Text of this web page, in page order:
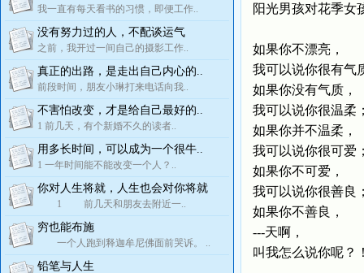
我一直有每天看书的习惯，即便工作..
没有努力过的人，不配谈运气
之前，我开过一间自己的摄影工作..
真正的出路，是走出自己内心的..
前段时间，朋友小琳打来电话向我..
不害怕改变，才是给自己最好的..
1 前几天，有个新婚不久的读者..
用多长时间，可以成为一个很牛..
1 一年时间能不能改变一个人？..
你对人生将就，人生也会对你将就
1 前几天和朋友去附近一..
穷也能布施
一个人跑到释迦牟尼佛面前哭诉。 ..
铅笔与人生
阳光男孩对花季女
如果你不漂亮，
我可以说你很有气
如果你没有气质，
我可以说你很温柔
如果你并不温柔，
我可以说你很可爱
如果你不可爱，
我可以说你很善良
如果你不善良，
---天啊，
叫我怎么说你呢？